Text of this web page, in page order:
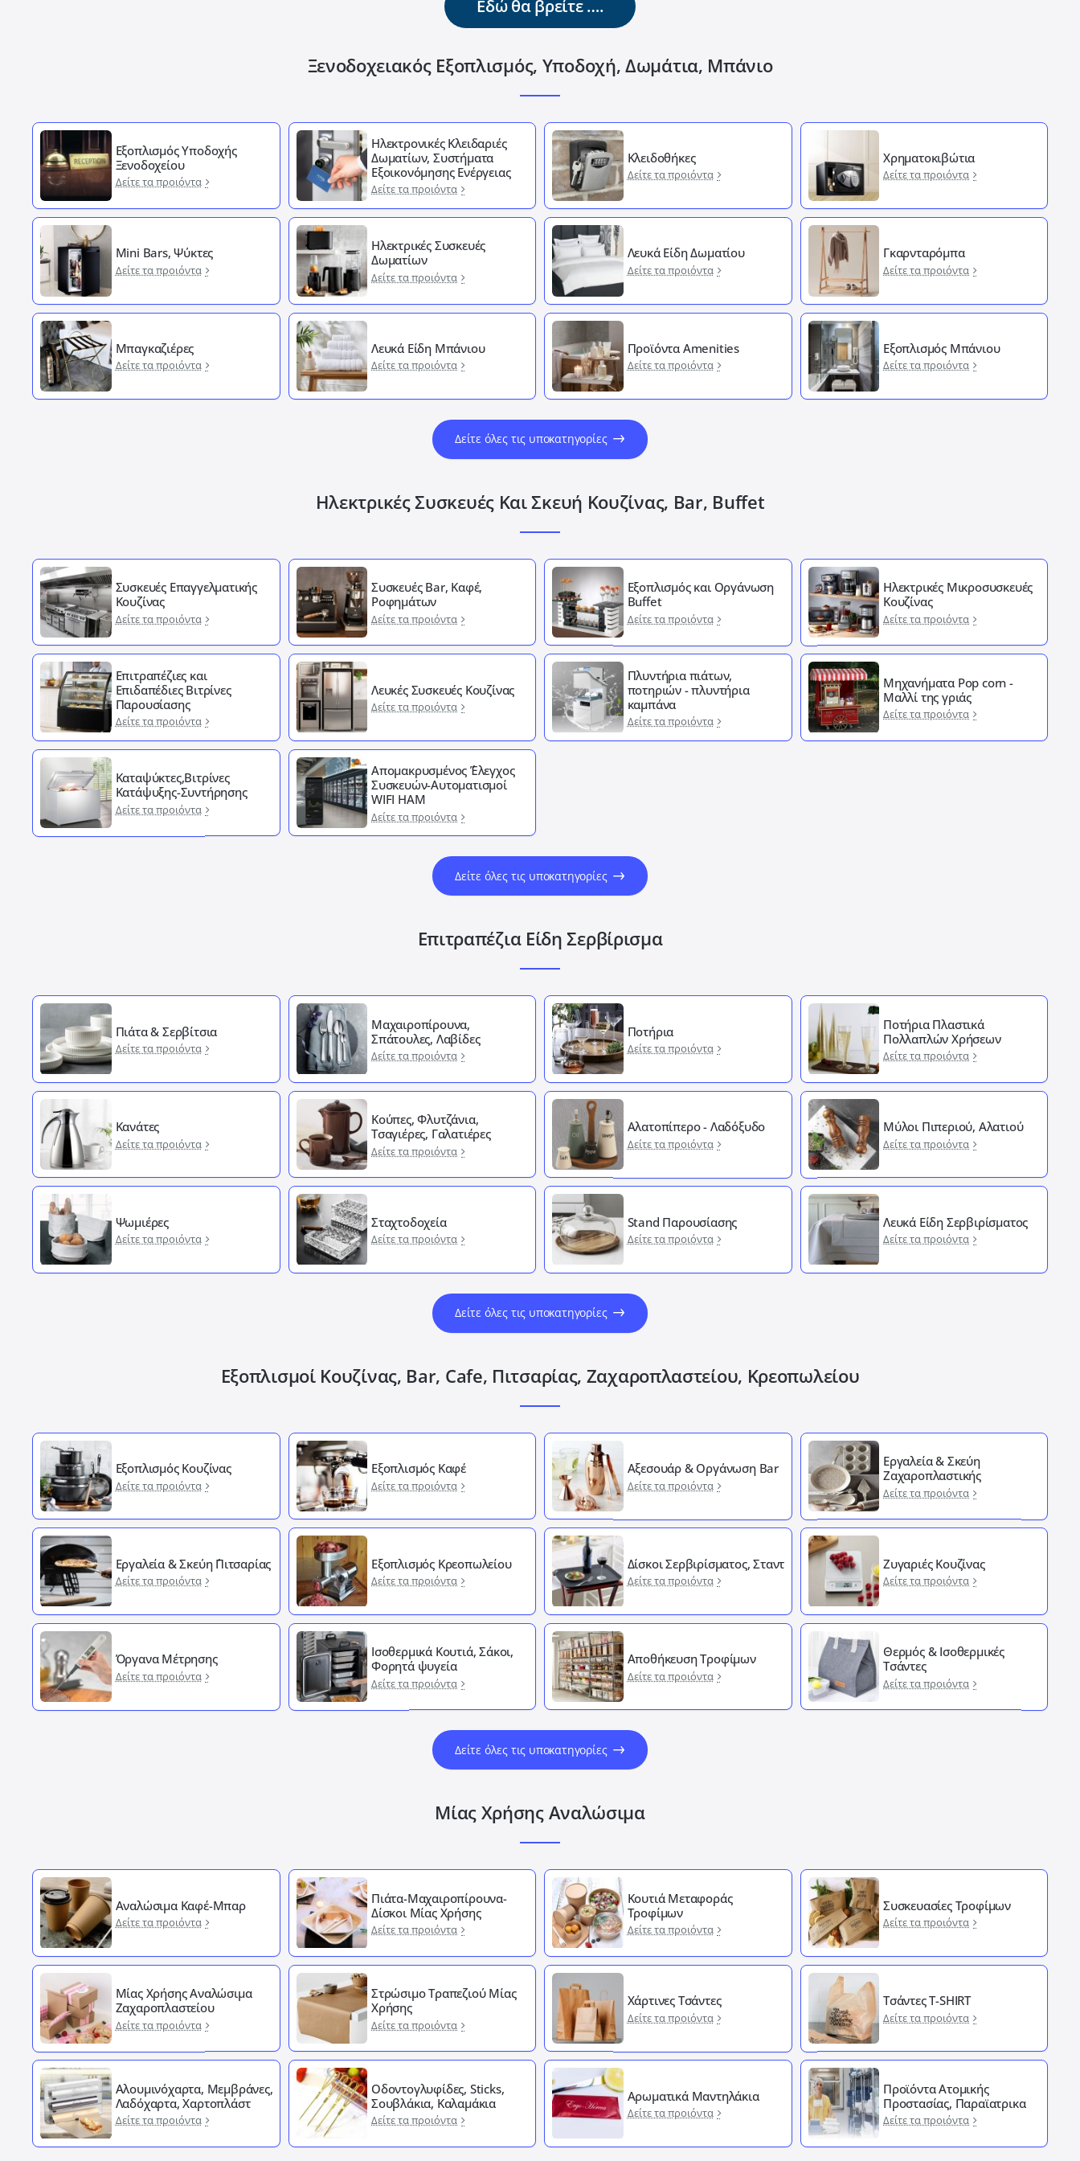
Εδώ θα βρείτε ….
Ξενοδοχειακός Εξοπλισμός, Υποδοχή, Δωμάτια, Μπάνιο
Εξοπλισμός Υποδοχής
Ξενοδοχείου
Δείτε τα προιόντα
Ηλεκτρονικές Κλειδαριές
Δωματίων, Συστήματα
Εξοικονόμησης Ενέργειας
Δείτε τα προιόντα
Κλειδοθήκες
Δείτε τα προιόντα
Χρηματοκιβώτια
Δείτε τα προιόντα
Mini Bars, Ψύκτες
Δείτε τα προιόντα
Ηλεκτρικές Συσκευές
Δωματίων
Δείτε τα προιόντα
Λευκά Είδη Δωματίου
Δείτε τα προιόντα
Γκαρνταρόμπα
Δείτε τα προιόντα
Μπαγκαζιέρες
Δείτε τα προιόντα
Λευκά Είδη Μπάνιου
Δείτε τα προιόντα
Προϊόντα Amenities
Δείτε τα προιόντα
Εξοπλισμός Μπάνιου
Δείτε τα προιόντα
Δείτε όλες τις υποκατηγορίες
Ηλεκτρικές Συσκευές Και Σκευή Κουζίνας, Bar, Buffet
Συσκευές Επαγγελματικής
Κουζίνας
Δείτε τα προιόντα
Συσκευές Bar, Καφέ,
Ροφημάτων
Δείτε τα προιόντα
Εξοπλισμός και Οργάνωση
Buffet
Δείτε τα προιόντα
Ηλεκτρικές Μικροσυσκευές
Κουζίνας
Δείτε τα προιόντα
Επιτραπέζιες και
Επιδαπέδιες Βιτρίνες
Παρουσίασης
Δείτε τα προιόντα
Λευκές Συσκευές Κουζίνας
Δείτε τα προιόντα
Πλυντήρια πιάτων,
ποτηριών - πλυντήρια
καμπάνα
Δείτε τα προιόντα
Μηχανήματα Pop corn -
Μαλλί της γριάς
Δείτε τα προιόντα
Καταψύκτες,Βιτρίνες
Κατάψυξης-Συντήρησης
Δείτε τα προιόντα
Απομακρυσμένος ΄Έλεγχος
Συσκευών-Αυτοματισμοί
WIFI HAM
Δείτε τα προιόντα
Δείτε όλες τις υποκατηγορίες
Επιτραπέζια Είδη Σερβίρισμα
Πιάτα & Σερβίτσια
Δείτε τα προιόντα
Μαχαιροπίρουνα,
Σπάτουλες, Λαβίδες
Δείτε τα προιόντα
Ποτήρια
Δείτε τα προιόντα
Ποτήρια Πλαστικά
Πολλαπλών Χρήσεων
Δείτε τα προιόντα
Κανάτες
Δείτε τα προιόντα
Κούπες, Φλυτζάνια,
Τσαγιέρες, Γαλατιέρες
Δείτε τα προιόντα
Αλατοπίπερο - Λαδόξυδο
Δείτε τα προιόντα
Μύλοι Πιπεριού, Αλατιού
Δείτε τα προιόντα
Ψωμιέρες
Δείτε τα προιόντα
Σταχτοδοχεία
Δείτε τα προιόντα
Stand Παρουσίασης
Δείτε τα προιόντα
Λευκά Είδη Σερβιρίσματος
Δείτε τα προιόντα
Δείτε όλες τις υποκατηγορίες
Εξοπλισμοί Κουζίνας, Bar, Cafe, Πιτσαρίας, Ζαχαροπλαστείου, Κρεοπωλείου
Εξοπλισμός Κουζίνας
Δείτε τα προιόντα
Εξοπλισμός Καφέ
Δείτε τα προιόντα
Αξεσουάρ & Οργάνωση Bar
Δείτε τα προιόντα
Εργαλεία & Σκεύη
Ζαχαροπλαστικής
Δείτε τα προιόντα
Εργαλεία & Σκεύη ΄Πιτσαρίας
Δείτε τα προιόντα
Εξοπλισμός Κρεοπωλείου
Δείτε τα προιόντα
Δίσκοι Σερβιρίσματος, Σταντ
Δείτε τα προιόντα
Ζυγαριές Κουζίνας
Δείτε τα προιόντα
Όργανα Μέτρησης
Δείτε τα προιόντα
Ισοθερμικά Κουτιά, Σάκοι,
Φορητά ψυγεία
Δείτε τα προιόντα
Αποθήκευση Τροφίμων
Δείτε τα προιόντα
Θερμός & Ισοθερμικές
Τσάντες
Δείτε τα προιόντα
Δείτε όλες τις υποκατηγορίες
Μίας Χρήσης Αναλώσιμα
Αναλώσιμα Καφέ-Μπαρ
Δείτε τα προιόντα
Πιάτα-Μαχαιροπίρουνα-
Δίσκοι Μίας Χρήσης
Δείτε τα προιόντα
Κουτιά Μεταφοράς
Τροφίμων
Δείτε τα προιόντα
Συσκευασίες Τροφίμων
Δείτε τα προιόντα
Μίας Χρήσης Αναλώσιμα
Ζαχαροπλαστείου
Δείτε τα προιόντα
Στρώσιμο Τραπεζιού Μίας
Χρήσης
Δείτε τα προιόντα
Χάρτινες Τσάντες
Δείτε τα προιόντα
Τσάντες T-SHIRT
Δείτε τα προιόντα
Αλουμινόχαρτα, Μεμβράνες,
Λαδόχαρτα, Χαρτοπλάστ
Δείτε τα προιόντα
Οδοντογλυφίδες, Sticks,
Σουβλάκια, Καλαμάκια
Δείτε τα προιόντα
Αρωματικά Μαντηλάκια
Δείτε τα προιόντα
Προϊόντα Ατομικής
Προστασίας, Παραϊατρικα
Δείτε τα προιόντα